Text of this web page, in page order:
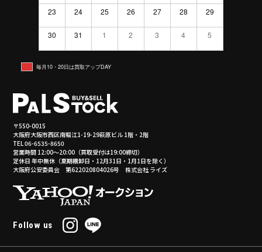
23 24 25 26 27 28 29
30 31 1 2 3 4 5
毎月10・20日は買取アップDAY
〒550-0015
大阪府大阪市西区南堀江1-19-29萩原ビル 1階・2階
TEL 06-6535-8650
営業時間 12:00～20:00（買取受付は19:00締切）
定休日 年中無休（夏期棚卸日・12月31日・1月1日を除く）
大阪府公安委員会 第622020804026号 株式会社 ライズ
Follow us